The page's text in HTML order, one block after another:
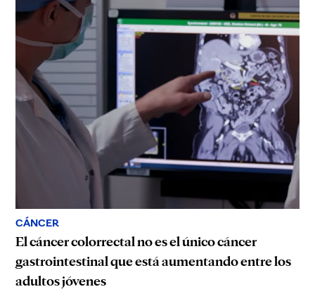
CÁNCER
El cáncer colorrectal no es el único cáncer
gastrointestinal que está aumentando entre los
adultos jóvenes